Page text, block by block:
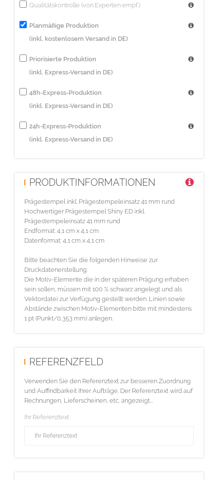
Qualitätskontrolle (von Experten empf.)
Planmäßige Produktion
(inkl. kostenlosem Versand in DE)
Priorisierte Produktion
(inkl. Express-Versand in DE)
48h-Express-Produktion
(inkl. Express-Versand in DE)
24h-Express-Produktion
(inkl. Express-Versand in DE)
PRODUKTINFORMATIONEN
Prägestempel inkl. Prägestempeleinsatz 41 mm rund
Hochwertiger Prägestempel Shiny ED inkl.
Prägestempeleinsatz 41 mm rund
Endformat: 4,1 cm x 4,1 cm
Datenformat: 4,1 cm x 4,1 cm
Bitte beachten Sie die folgenden Hinweise zur
Druckdatenerstellung:
Die Motiv-Elemente die in der späteren Prägung erhaben
sein sollen, müssen mit 100 % schwarz angelegt und als
Vektordatei zur Verfügung gestellt werden. Linien sowie
Abstände zwischen Motiv-Elementen bitte mit mindestens
1 pt (Punkt/0,353 mm) anlegen.
REFERENZFELD
Verwenden Sie den Referenztext zur besseren Zuordnung
und Auffindbarkeit Ihrer Aufträge. Der Referenztext wird auf
Rechnungen, Lieferscheinen, etc. angezeigt...
Ihr Referenztext